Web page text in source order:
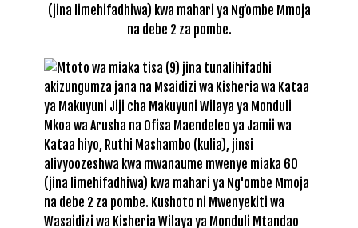
(jina limehifadhiwa) kwa mahari ya Ng’ombe Mmoja
na debe 2 za pombe.